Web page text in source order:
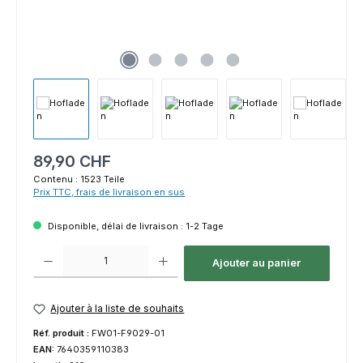
Prix régulier :
89,90 CHF
Contenu : 1523 Teile
Prix TTC, frais de livraison en sus
Disponible, délai de livraison : 1-2 Tage
Ajouter au panier
Ajouter à la liste de souhaits
Réf. produit : FW01-F9029-01
EAN: 7640359110383